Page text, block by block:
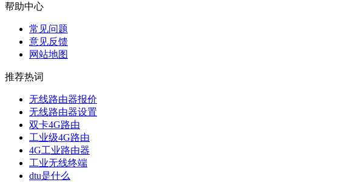
帮助中心
常见问题
意见反馈
网站地图
推荐热词
无线路由器报价
无线路由器设置
双卡4G路由
工业级4G路由
4G工业路由器
工业无线终端
dtu是什么